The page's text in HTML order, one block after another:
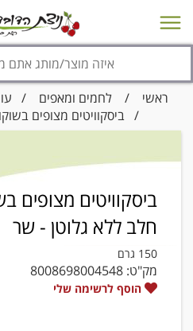
מבצעים סניפים צור
ראשי / לחמים ומאפים /
/ ביסקוויטים מצופים
ביסקוויטים מצופים
חלב ללא גלוטן - שר
150 גרם
מק"ט: 8008698004548
הוסף לרשימה שלי